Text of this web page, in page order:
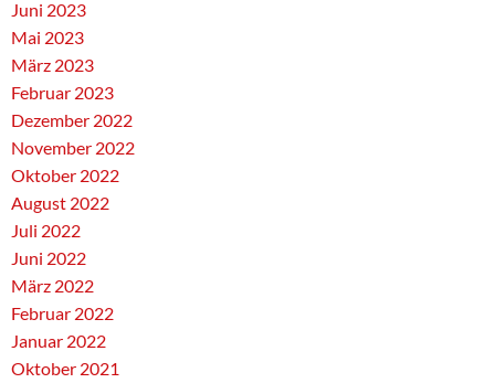
Juni 2023
Mai 2023
März 2023
Februar 2023
Dezember 2022
November 2022
Oktober 2022
August 2022
Juli 2022
Juni 2022
März 2022
Februar 2022
Januar 2022
Oktober 2021